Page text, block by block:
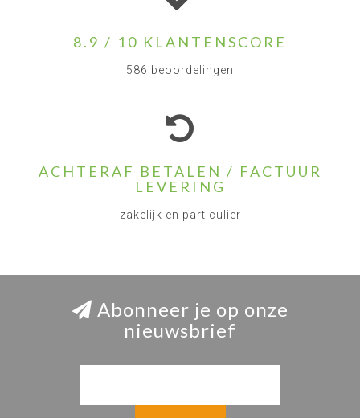
8.9 / 10 KLANTENSCORE
586 beoordelingen
ACHTERAF BETALEN / FACTUUR
LEVERING
zakelijk en particulier
Abonneer je op onze
nieuwsbrief